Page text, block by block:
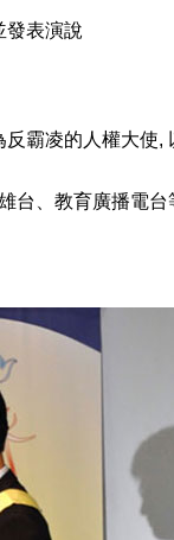
發表演說
霸凌的人權大使,
台、教育廣播電